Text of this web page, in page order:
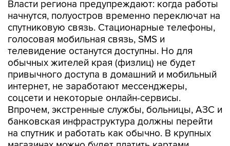
спутниковую связь. Стационарные телефоны,
голосовая мобильная связь, SMS и
телевидение останутся доступны. Но для
обычных жителей края (физлиц) не будет
привычного доступа в домашний и мобильный
интернет, не заработают мессенджеры,
соцсети и некоторые онлайн-сервисы.
Впрочем, экстренные службы, больницы, АЗС и
банковская инфраструктура должны перейти
на спутник и работать как обычно. В крупных
магазинах можно будет платить картами,
мелким торговым точкам рекомендуют